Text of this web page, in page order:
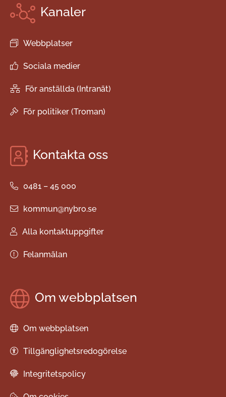
Kanaler
Webbplatser
Sociala medier
För anställda (Intranät)
För politiker (Troman)
Kontakta oss
0481 – 45 000
kommun@nybro.se
Alla kontaktuppgifter
Felanmälan
Om webbplatsen
Om webbplatsen
Tillgänglighetsredogörelse
Integritetspolicy